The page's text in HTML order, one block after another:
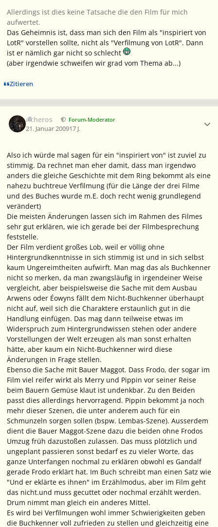
Allerdings ist dies keine Tatsache die den Film für mich
aufwertet.
Das Geheimnis ist, dass man sich den Film als "inspiriert von
LotR" vorstellen sollte, nicht als "Verfilmung von LotR". Dann
ist er nämlich gar nicht so schlecht
(aber irgendwie schweifen wir grad vom Thema ab...)
Zitieren
Acheros Forum-Moderator
21. Januar 200917 J.
Also ich würde mal sagen für ein "inspiriert von" ist zuviel zu
stimmig. Da rechnet man eher damit, dass man irgendwo
anders die gleiche Geschichte mit dem Ring bekommt als eine
nahezu buchtreue Verfilmung (für die Länge der drei Filme
und des Buches wurde m.E. doch recht wenig grundlegend
verändert)
Die meisten Änderungen lassen sich im Rahmen des Filmes
sehr gut erklären, wie ich gerade bei der Filmbesprechung
feststelle.
Der Film verdient großes Lob, weil er völlig ohne
Hintergrundkenntnisse in sich stimmig ist und in sich selbst
kaum Ungereimtheiten aufwirft. Man mag das als Buchkenner
nicht so merken, da man zwangsläufig in irgendeiner Weise
vergleicht, aber beispielsweise die Sache mit dem Ausbau
Arwens oder Éowyns fällt dem Nicht-Buchkenner überhaupt
nicht auf, weil sich die Charaktere erstaunlich gut in die
Handlung einfügen. Das mag dann teilweise etwas im
Widerspruch zum Hintergrundwissen stehen oder andere
Vorstellungen der Welt erzeugen als man sonst erhalten
hätte, aber kaum ein Nicht-Buchkenner wird diese
Änderungen in Frage stellen.
Ebenso die Sache mit Bauer Maggot. Dass Frodo, der sogar im
Film viel reifer wirkt als Merry und Pippin vor seiner Reise
beim Bauern Gemüse klaut ist undenkbar. Zu den Beiden
passt dies allerdings hervorragend. Pippin bekommt ja noch
mehr dieser Szenen, die unter anderem auch für ein
Schmunzeln sorgen sollen (bspw. Lembas-Szene). Ausserdem
dient die Bauer Maggot-Szene dazu die beiden ohne Frodos
Umzug früh dazustoßen zulassen. Das muss plötzlich und
ungeplant passieren sonst bedarf es zu vieler Worte, das
ganze Unterfangen nochmal zu erklären obwohl es Gandalf
gerade Frodo erklärt hat. Im Buch schreibt man einen Satz wie
"Und er eklärte es ihnen" im Erzählmodus, aber im Film geht
das nicht.und muss gecuttet oder nochmal erzählt werden.
Drum nimmt man gleich ein anderes Mittel.
Es wird bei Verfilmungen wohl immer Schwierigkeiten geben
die Buchkenner voll zufrieden zu stellen und gleichzeitig eine